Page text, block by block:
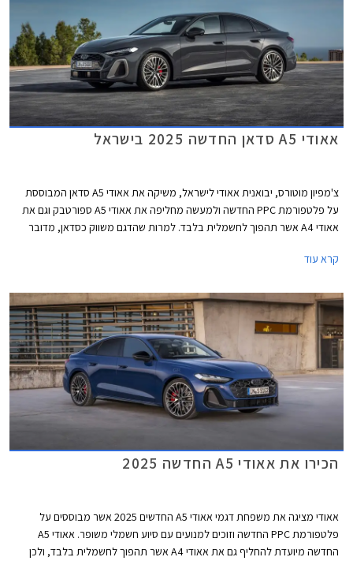
אאודי A5 סדאן החדשה 2025 בישראל
צ'מפיון מוטורס, יבואנית אאודי לישראל, משיקה את אאודי A5 סדאן המבוססת
על פלטפורמת PPC החדשה ולמעשה מחליפה את אאודי A5 ספורטבק וגם את
אאודי A4 אשר תהפוך לחשמלית בלבד. למרות שהדגם משווק כסדאן, מדובר
A5 גם בתצורת אוונט (סטיישן) שאינה מגיעה אלינו.
קרא עוד
הכירו את אאודי A5 החדשה 2025
אאודי מציגה את משפחת דגמי אאודי A5 החדשים 2025 אשר מבוססים על
פלטפורמת PPC החדשה וזוכים למנועים עם סיוע חשמלי משופר. אאודי A5
החדשה מיועדת להחליף גם את אאודי A4 אשר תהפוך לחשמלית בלבד, ולכן